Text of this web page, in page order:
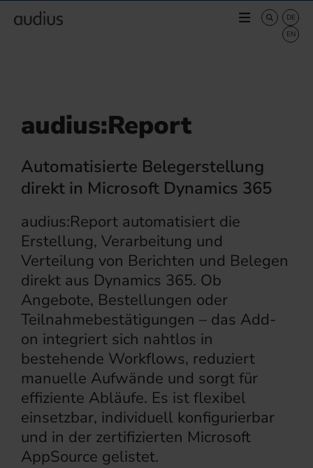
audius:Report
Automatisierte Belegerstellung
direkt in Microsoft Dynamics 365
audius:Report automatisiert die
Erstellung, Verarbeitung und
Verteilung von Berichten und Belegen
direkt aus Dynamics 365. Ob
Angebote, Bestellungen oder
Teilnahmebestätigungen – das Add-
on integriert sich nahtlos in
bestehende Workflows, reduziert
manuelle Aufwände und sorgt für
effiziente Abläufe. Es ist flexibel
einsetzbar, individuell konfigurierbar
und in der zertifizierten Microsoft
AppSource gelistet.